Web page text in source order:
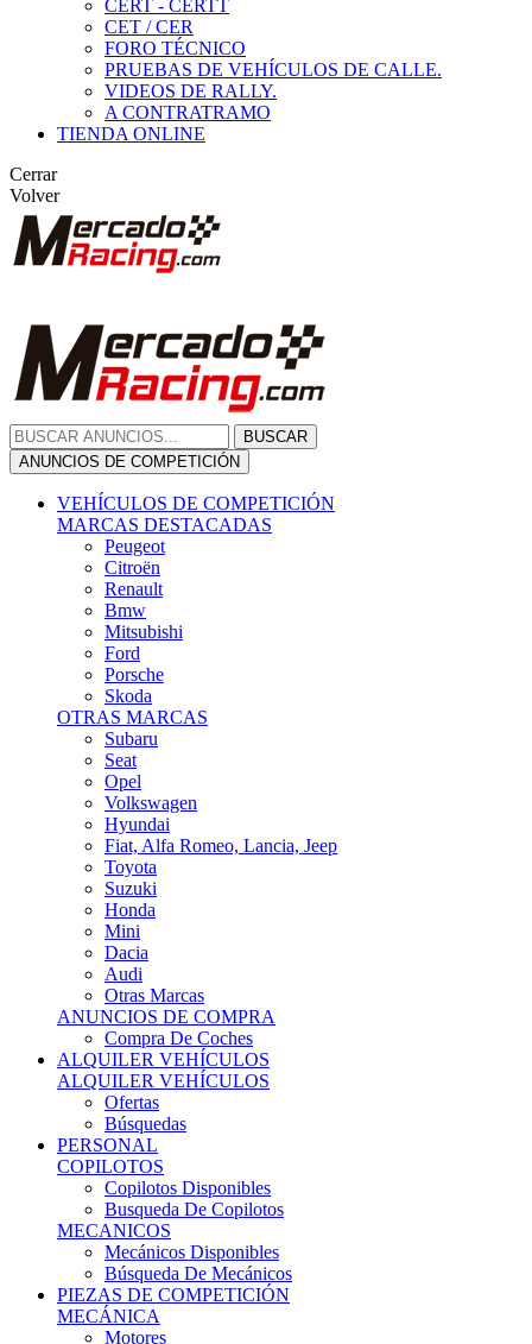
CERT - CERTT
CET / CER
FORO TÉCNICO
PRUEBAS DE VEHÍCULOS DE CALLE.
VIDEOS DE RALLY.
A CONTRATRAMO
TIENDA ONLINE
Cerrar
Volver
BUSCAR
ANUNCIOS DE COMPETICIÓN
VEHÍCULOS DE COMPETICIÓN
MARCAS DESTACADAS
Peugeot
Citroën
Renault
Bmw
Mitsubishi
Ford
Porsche
Skoda
OTRAS MARCAS
Subaru
Seat
Opel
Volkswagen
Hyundai
Fiat, Alfa Romeo, Lancia, Jeep
Toyota
Suzuki
Honda
Mini
Dacia
Audi
Otras Marcas
ANUNCIOS DE COMPRA
Compra De Coches
ALQUILER VEHÍCULOS
ALQUILER VEHÍCULOS
Ofertas
Búsquedas
PERSONAL
COPILOTOS
Copilotos Disponibles
Busqueda De Copilotos
MECANICOS
Mecánicos Disponibles
Búsqueda De Mecánicos
PIEZAS DE COMPETICIÓN
MECÁNICA
Motores
Refrigeración